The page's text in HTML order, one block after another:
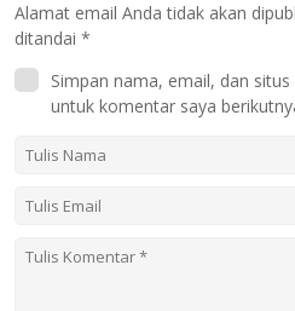
Alamat email Anda tidak akan
ditandai *
Simpan nama, email, dan
untuk komentar saya